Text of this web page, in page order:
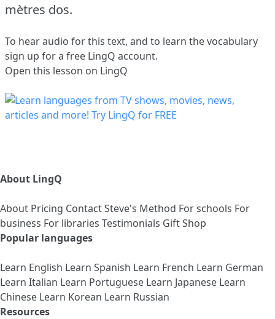
mètres dos.
To hear audio for this text, and to learn the vocabulary
sign up for a free LingQ account.
Open this lesson on LingQ
About LingQ
About Pricing ContactSteve's Method For schools For
business For libraries Testimonials Gift Shop
Popular languages
Learn English Learn Spanish Learn French Learn German
Learn Italian Learn Portuguese Learn Japanese Learn
Chinese Learn Korean Learn Russian
Resources